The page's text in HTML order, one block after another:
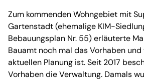
Zum kommenden Wohngebiet mit
Gartenstadt (ehemalige KIM-
Bebauungsplan Nr. 55) erläuterte
Bauamt noch mal das Vorhaben
aktuellen Planung ist. Seit 2017
Vorhaben die Verwaltung. Damals